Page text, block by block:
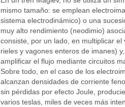
mismo tamaño: se emplean
sistema electrodinámico) o una
muy alto rendimiento (neodimio)
consiste, por un lado, en multiplicar
rieles y vagones enteros de imanes)
amplificar el flujo mediante circuitos
Sobre todo, en el caso de los
alcanzan densidades de corriente
sin pérdidas por efecto Joule,
varios teslas, miles de veces más